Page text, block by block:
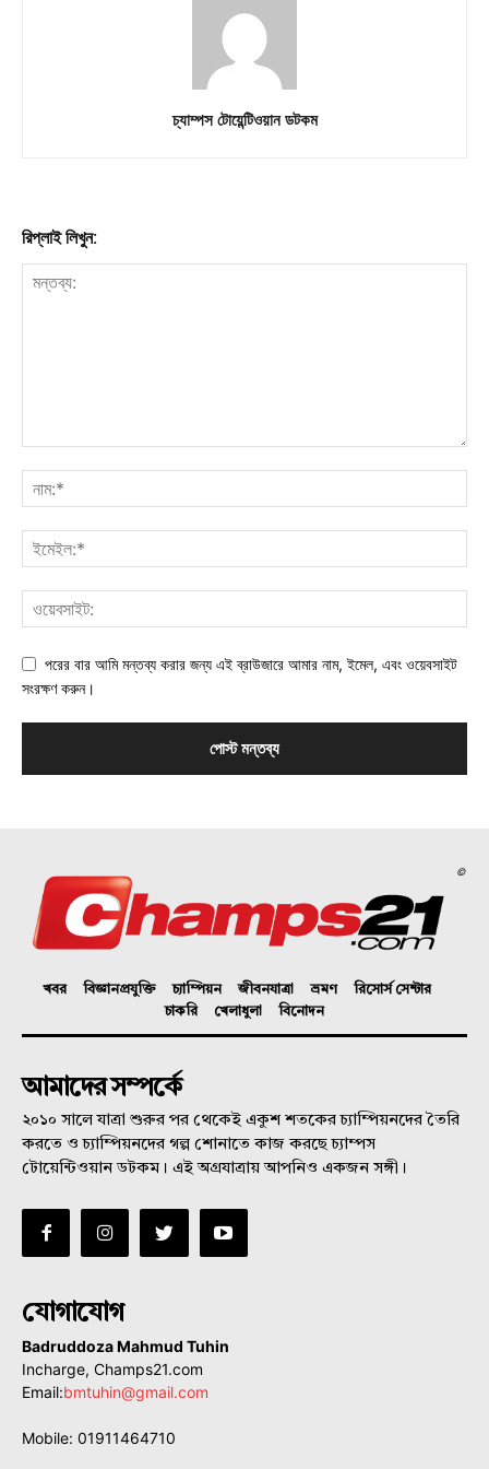
Download PhotoCard
চ্যাম্পস টোয়েন্টিওয়ান ডটকম
রিপ্লাই লিখুন:
পরের বার আমি মন্তব্য করার জন্য এই ব্রাউজারে আমার নাম, ইমেল, এবং ওয়েবসাইট
সংরক্ষণ করুন।
©
খবর বিজ্ঞানপ্রযুক্তি চ্যাম্পিয়ন জীবনযাত্রা ভ্রমণ
রিসোর্স সেন্টার
চাকরি
খেলাধুলা বিনোদন
আমাদের সম্পর্কে
২০১০ সালে যাত্রা শুরুর পর থেকেই একুশ শতকের চ্যাম্পিয়নদের তৈরি
করতে ও চ্যাম্পিয়নদের গল্প শোনাতে কাজ করছে চ্যাম্পস
টোয়েন্টিওয়ান ডটকম। এই অগ্রযাত্রায় আপনিও একজন সঙ্গী।
যোগাযোগ
Badruddoza Mahmud Tuhin
Incharge, Champs21.com
Email:bmtuhin@gmail.com
Mobile: 01911464710